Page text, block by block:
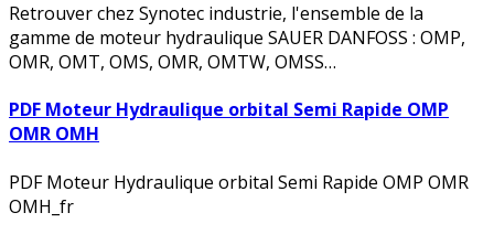
Retrouver chez Synotec industrie, l'ensemble de la
gamme de moteur hydraulique SAUER DANFOSS : OMP,
OMR, OMT, OMS, OMR, OMTW, OMSS…
PDF Moteur Hydraulique orbital Semi Rapide OMP
OMR OMH
PDF Moteur Hydraulique orbital Semi Rapide OMP OMR
OMH_fr